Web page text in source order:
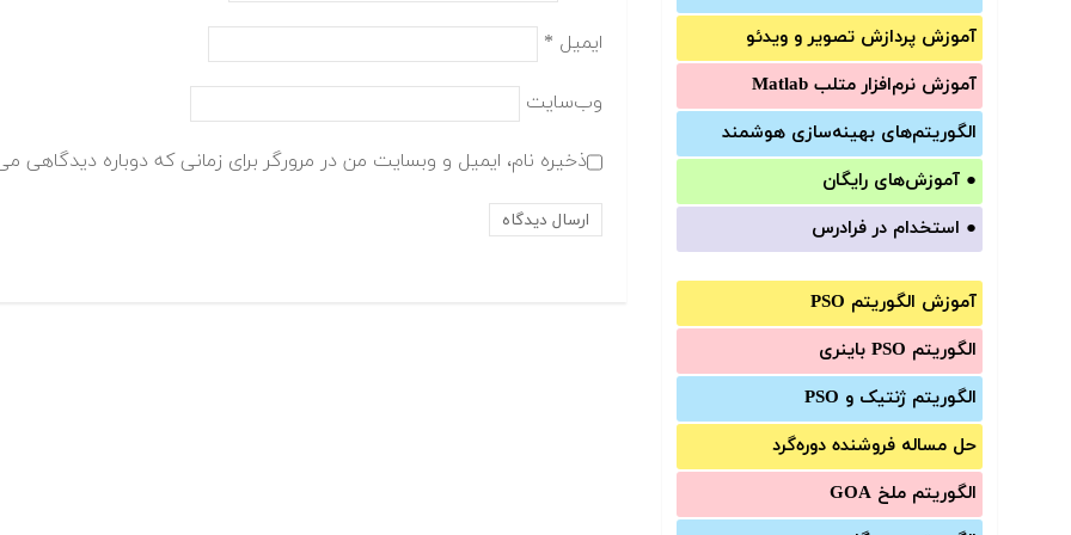
آموزش‌ پردازش تصویر و ویدئو
آموزش‌ نرم‌افزار متلب Matlab
الگوریتم‌های بهینه‌سازی هوشمند
● آموزش‌های رایگان
● استخدام در فرادرس
آموزش الگوریتم PSO
الگوریتم PSO باینری
الگوریتم ژنتیک و PSO
حل مساله فروشنده دوره‌گرد
الگوریتم ملخ GOA
ایمیل *
وب‌سایت
ذخیره نام، ایمیل و وبسایت من در مرورگر برای زمانی که دوباره دیدگاهی